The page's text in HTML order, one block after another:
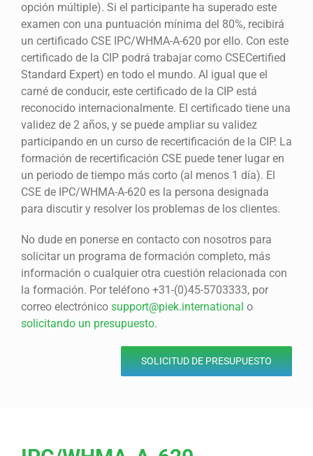
opción múltiple). Si el participante ha superado este
examen con una puntuación mínima del 80%, recibirá
un certificado CSE IPC/WHMA-A-620 por ello. Con este
certificado de la CIP podrá trabajar como CSECertified
Standard Expert) en todo el mundo. Al igual que el
carné de conducir, este certificado de la CIP está
reconocido internacionalmente. El certificado tiene una
validez de 2 años, y se puede ampliar su validez
participando en un curso de recertificación de la CIP. La
formación de recertificación CSE puede tener lugar en
un periodo de tiempo más corto (al menos 1 día). El
CSE de IPC/WHMA-A-620 es la persona designada
para discutir y resolver los problemas de los clientes.
No dude en ponerse en contacto con nosotros para
solicitar un programa de formación completo, más
información o cualquier otra cuestión relacionada con
la formación. Por teléfono +31-(0)45-5703333, por
correo electrónico support@piek.international o
solicitando un presupuesto.
SOLICITUD DE PRESUPUESTO